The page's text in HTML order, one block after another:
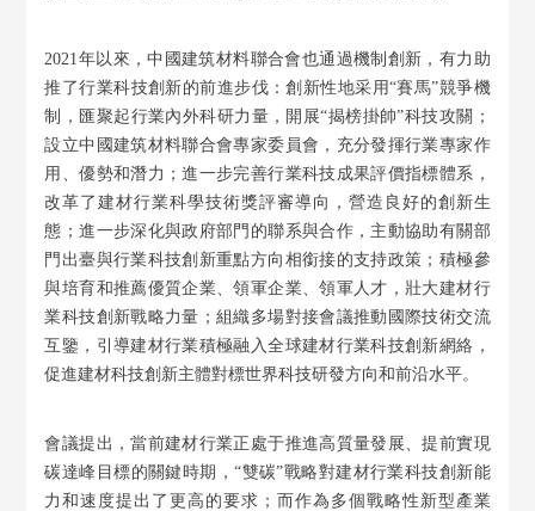
2021年以來，中國建筑材料聯合會也通過機制創新，有力助
推了行業科技創新的前進步伐：創新性地采用“賽馬”競爭機
制，匯聚起行業內外科研力量，開展“揭榜掛帥”科技攻關；
設立中國建筑材料聯合會專家委員會，充分發揮行業專家作
用、優勢和潛力；進一步完善行業科技成果評價指標體系，
改革了建材行業科學技術獎評審導向，營造良好的創新生
態；進一步深化與政府部門的聯系與合作，主動協助有關部
門出臺與行業科技創新重點方向相銜接的支持政策；積極參
與培育和推薦優質企業、領軍企業、領軍人才，壯大建材行
業科技創新戰略力量；組織多場對接會議推動國際技術交流
互鑒，引導建材行業積極融入全球建材行業科技創新網絡，
促進建材科技創新主體對標世界科技研發方向和前沿水平。
會議提出，當前建材行業正處于推進高質量發展、提前實現
碳達峰目標的關鍵時期，“雙碳”戰略對建材行業科技創新能
力和速度提出了更高的要求；而作為多個戰略性新型產業